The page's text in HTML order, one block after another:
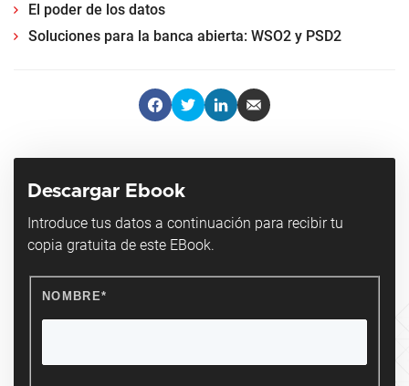
El poder de los datos
Soluciones para la banca abierta: WSO2 y PSD2
Descargar Ebook
Introduce tus datos a continuación para recibir tu
copia gratuita de este EBook.